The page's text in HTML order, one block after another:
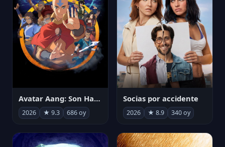
Avatar Aang: Son Havabükücü
2026 ★ 9.3 686 oy
Socias por accidente
2026 ★ 8.9 340 oy